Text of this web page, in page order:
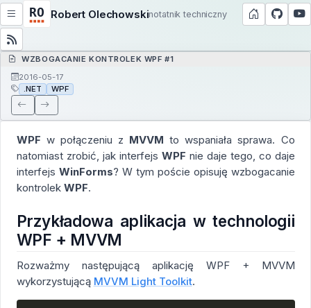
Robert Olechowskinotatnik techniczny
WZBOGACANIE KONTROLEK WPF #1
2016-05-17
.NET
WPF
WPF w połączeniu z MVVM to wspaniała sprawa. Co
natomiast zrobić, jak interfejs WPF nie daje tego, co daje
interfejs WinForms? W tym poście opisuję wzbogacanie
kontrolek WPF.
Przykładowa aplikacja w technologii
WPF + MVVM
Rozważmy następującą aplikację WPF + MVVM
wykorzystującą MVVM Light Toolkit.